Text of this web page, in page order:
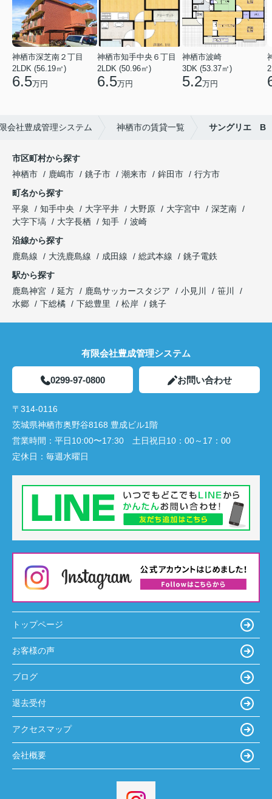
神栖市深芝南２丁目
2LDK (56.19㎡)
6.5万円
神栖市知手中央６丁目
2LDK (50.96㎡)
6.5万円
神栖市波崎
3DK (53.37㎡)
5.2万円
会社豊成管理システム 神栖市の賃貸一覧 サングリエ B
市区町村から探す
神栖市
鹿嶋市 銚子市 潮来市 鉾田市
行方市
町名から探す
平泉
知手中央 大字平井 大野原 大字宮中
深芝南
大字下塙
大字長栖 知手
波崎
沿線から探す
鹿島線
大洗鹿島線 成田線 総武本線
銚子電鉄
駅から探す
鹿島神宮
延方 鹿島サッカースタジア 小見川
笹川
水郷
下総橘 下総豊里 松岸 銚子
有限会社豊成管理システム
0299-97-0800 お問い合わせ
〒314-0116
茨城県神栖市奥野谷8168 豊成ビル1階
営業時間： 平日10:00〜17:30 土日祝日10：00～17：00
定休日： 毎週水曜日
トップページ
お客様の声
ブログ
退去受付
アクセスマップ
会社概要